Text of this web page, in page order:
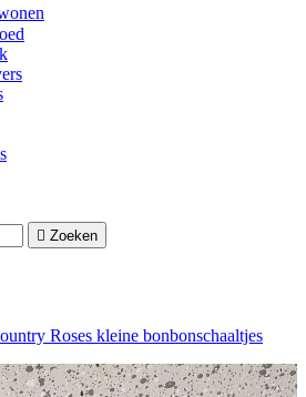
 Zoeken
Roses kleine bonbonschaaltjes